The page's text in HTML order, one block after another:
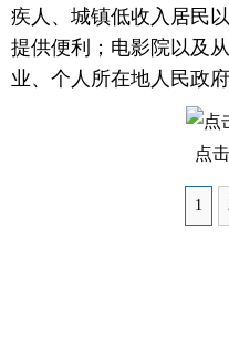
疾人、城镇低收入居民
提供便利；电影院以及
业、个人所在地人民政
点
1